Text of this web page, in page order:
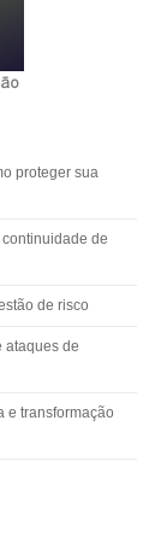
proteger sua
de
de risco
ataques de
e transformação